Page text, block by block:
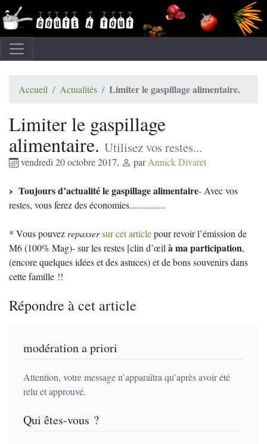
Accueil Actualités Limiter le gaspillage alimentaire.
Limiter le gaspillage
alimentaire. Utilisez vos restes...
vendredi 20 octobre 2017, parAnnick Divaret
Toujours d’actualité le gaspillage alimentaire- Avec vos
restes, vous ferez des économies...............
* Vous pouvezrepassersur cet articlepour revoir l’émission de
M6 (100% Mag)- sur les restes [clin d’œilà ma participation,
(encore quelques idées et des astuces) et de bons souvenirs dans
cette famille !!
Répondre à cet article
modération a priori
Attention, votre message n’apparaîtra qu’après avoir été
relu et approuvé.
Qui êtes-vous ?